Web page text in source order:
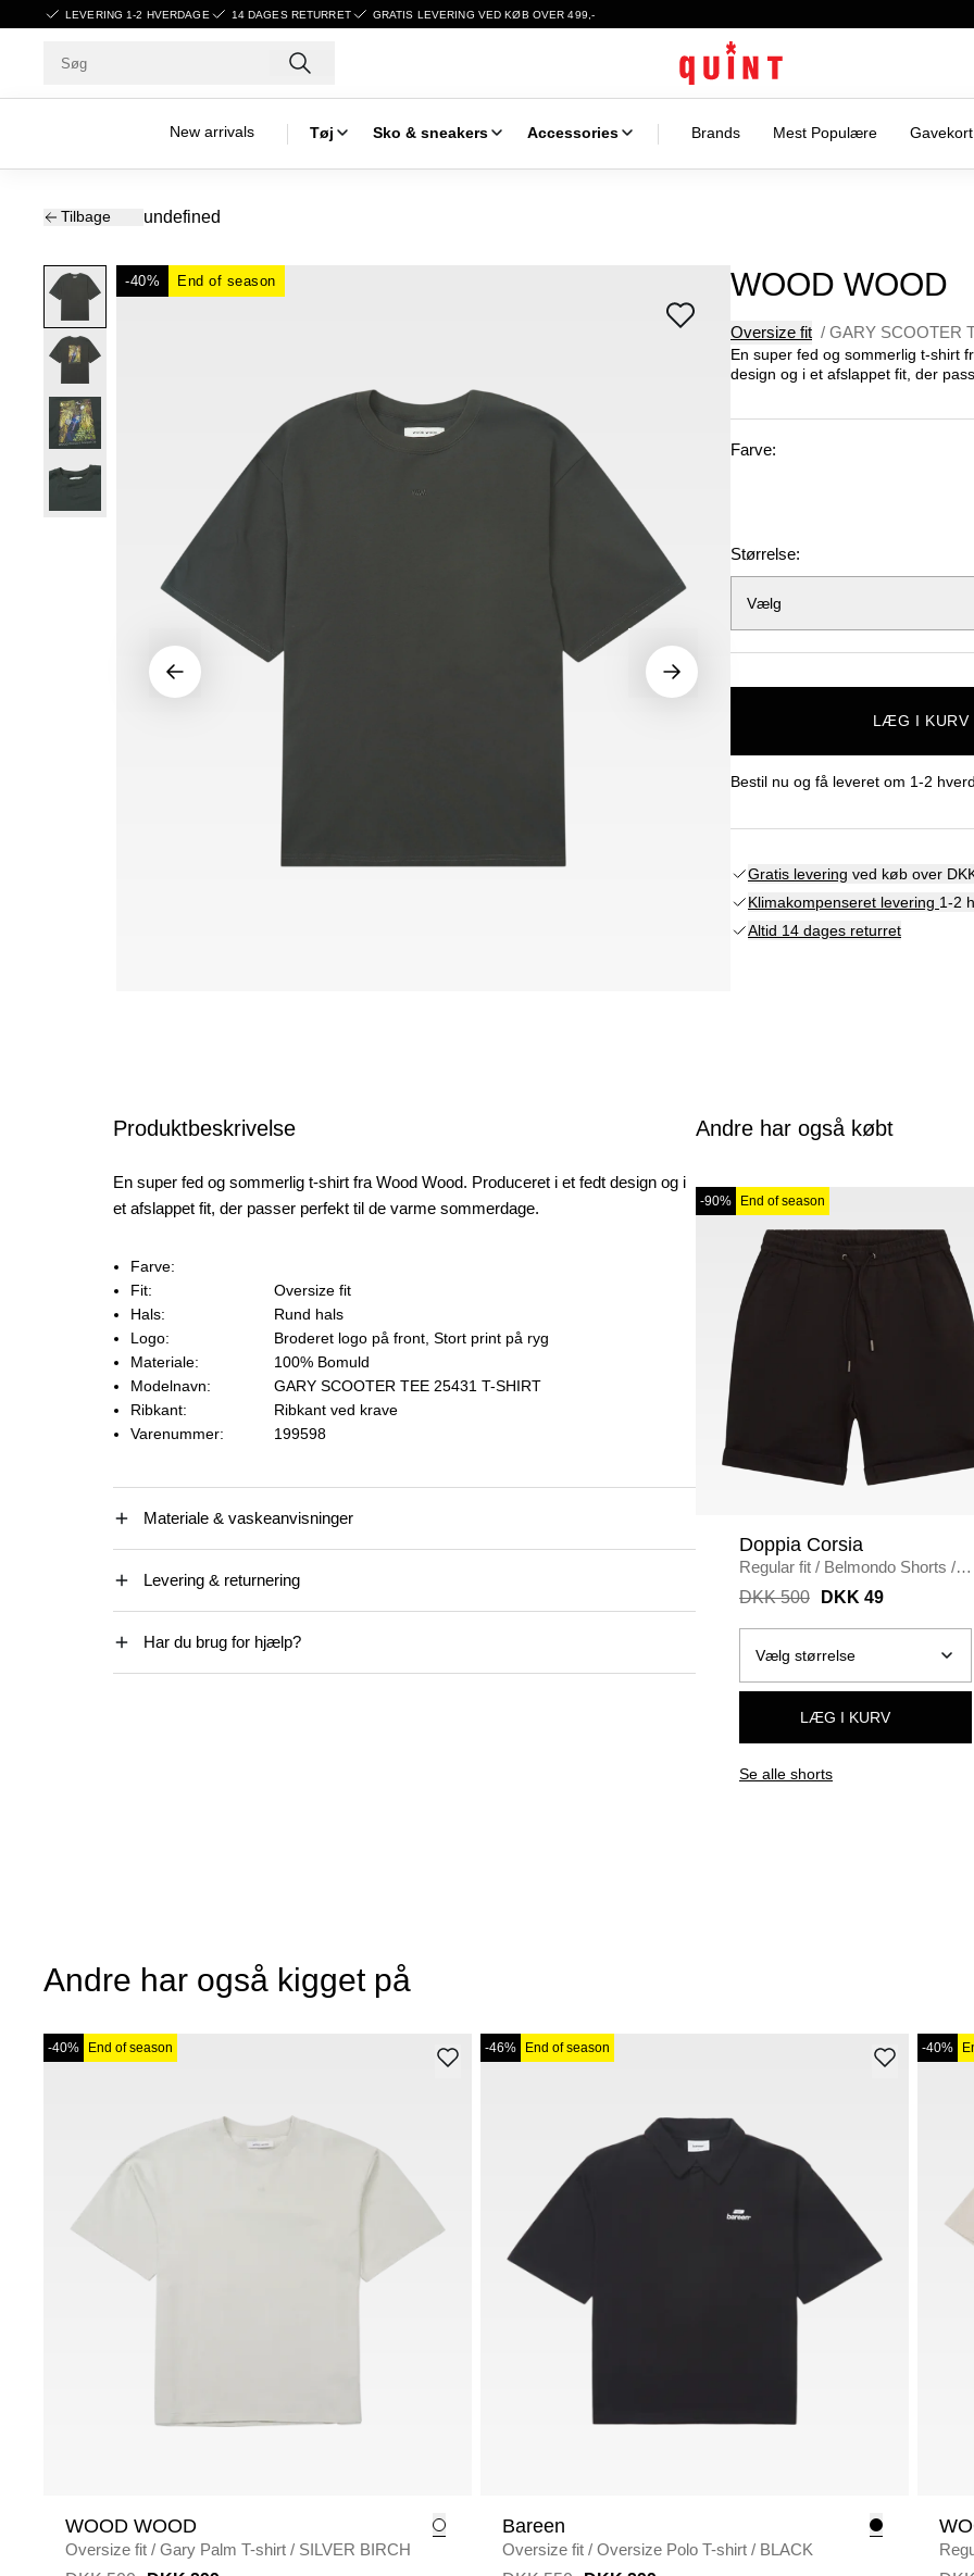
LEVERING 1-2 HVERDAGE 14 DAGES RETURRET GRATIS LEVERING VED KØB OVER 499,-
New arrivals Tøj Sko & sneakers Accessories Brands Mest Populære Gavekort
Tilbage undefined
-40% End of season WOOD WOOD
Oversize fit / GARY SCOOTER
En super fed og sommerlig t-shirt
design og i et afslappet fit, der
Farve:
Størrelse:
Vælg
LÆG I KURV
Bestil nu og få leveret om 1-2
Gratis levering ved køb over
Klimakompenseret levering 1-2
Altid 14 dages returret
Produktbeskrivelse
En super fed og sommerlig t-shirt fra Wood Wood. Produceret i et fedt design og i
et afslappet fit, der passer perfekt til de varme sommerdage.
Farve:
Fit:
Oversize fit
Hals:
Rund hals
Logo:
Broderet logo på front, Stort print på ryg
Materiale:
100% Bomuld
Modelnavn:
GARY SCOOTER TEE 25431 T-SHIRT
Ribkant:
Ribkant ved krave
Varenummer:
199598
Materiale & vaskeanvisninger
Levering & returnering
Har du brug for hjælp?
Andre har også købt
-90% End of season
Doppia Corsia
Regular fit / Belmondo Shorts /
BLACK
DKK 500 DKK 49
LÆG I KURV
Se alle shorts
Andre har også kigget på
-40% End of season
WOOD WOOD
Oversize fit / Gary Palm T-shirt / SILVER BIRCH
-46% End of season
Bareen
Oversize fit / Oversize Polo T-shirt / BLACK
-40%